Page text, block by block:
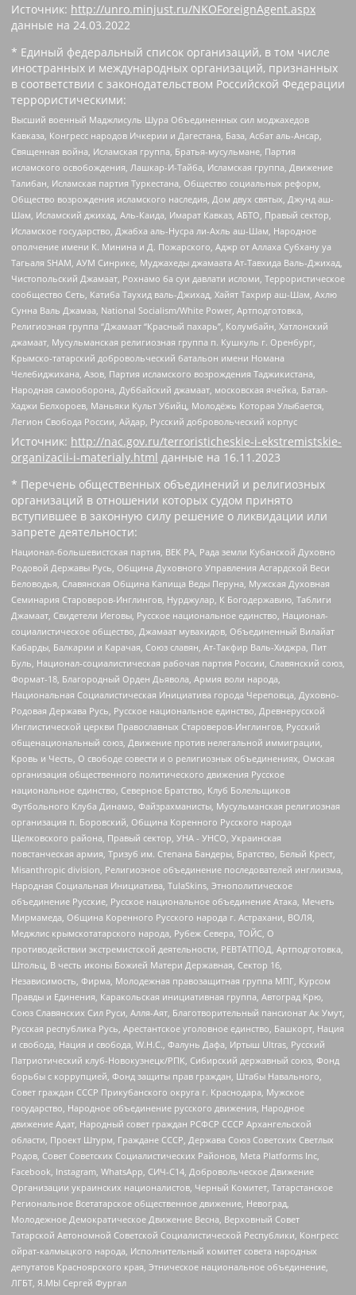
Источник: http://unro.minjust.ru/NKOForeignAgent.aspx
данные на 24.03.2022
* Единый федеральный список организаций, в том числе
иностранных и международных организаций, признанных
в соответствии с законодательством Российской Федерации
террористическими:
Высший военный Маджлисуль Шура Объединенных сил моджахедов
Кавказа, Конгресс народов Ичкерии и Дагестана, База, Асбат аль-Ансар,
Священная война, Исламская группа, Братья-мусульмане, Партия
исламского освобождения, Лашкар-И-Тайба, Исламская группа, Движение
Талибан, Исламская партия Туркестана, Общество социальных реформ,
Общество возрождения исламского наследия, Дом двух святых, Джунд аш-
Шам, Исламский джихад, Аль-Каида, Имарат Кавказ, АБТО, Правый сектор,
Исламское государство, Джабха аль-Нусра ли-Ахль аш-Шам, Народное
ополчение имени К. Минина и Д. Пожарского, Аджр от Аллаха Субхану уа
Тагьаля SHAM, АУМ Синрике, Муджахеды джамаата Ат-Тавхида Валь-Джихад,
Чистопольский Джамаат, Рохнамо ба суи давлати исломи, Террористическое
сообщество Сеть, Катиба Таухид валь-Джихад, Хайят Тахрир аш-Шам, Ахлю
Сунна Валь Джамаа, National Socialism/White Power, Артподготовка,
Религиозная группа “Джамаат “Красный пахарь”, Колумбайн, Хатлонский
джамаат, Мусульманская религиозная группа п. Кушкуль г. Оренбург,
Крымско-татарский добровольческий батальон имени Номана
Челебиджихана, Азов, Партия исламского возрождения Таджикистана,
Народная самооборона, Дуббайский джамаат, московская ячейка, Батал-
Хаджи Белхороев, Маньяки Культ Убийц, Молодёжь Которая Улыбается,
Легион Свобода России, Айдар, Русский добровольческий корпус
Источник: http://nac.gov.ru/terroristicheskie-i-ekstremistskie-
organizacii-i-materialy.html данные на 16.11.2023
* Перечень общественных объединений и религиозных
организаций в отношении которых судом принято
вступившее в законную силу решение о ликвидации или
запрете деятельности:
Национал-большевистская партия, ВЕК РА, Рада земли Кубанской Духовно
Родовой Державы Русь, Община Духовного Управления Асгардской Веси
Беловодья, Славянская Община Капища Веды Перуна, Мужская Духовная
Семинария Староверов-Инглингов, Нурджулар, К Богодержавию, Таблиги
Джамаат, Свидетели Иеговы, Русское национальное единство, Национал-
социалистическое общество, Джамаат мувахидов, Объединенный Вилайат
Кабарды, Балкарии и Карачая, Союз славян, Ат-Такфир Валь-Хиджра, Пит
Буль, Национал-социалистическая рабочая партия России, Славянский союз,
Формат-18, Благородный Орден Дьявола, Армия воли народа,
Национальная Социалистическая Инициатива города Череповца, Духовно-
Родовая Держава Русь, Русское национальное единство, Древнерусской
Инглистической церкви Православных Староверов-Инглингов, Русский
общенациональный союз, Движение против нелегальной иммиграции,
Кровь и Честь, О свободе совести и о религиозных объединениях, Омская
организация общественного политического движения Русское
национальное единство, Северное Братство, Клуб Болельщиков
Футбольного Клуба Динамо, Файзрахманисты, Мусульманская религиозная
организация п. Боровский, Община Коренного Русского народа
Щелковского района, Правый сектор, УНА - УНСО, Украинская
повстанческая армия, Тризуб им. Степана Бандеры, Братство, Белый Крест,
Misanthropic division, Религиозное объединение последователей инглиизма,
Народная Социальная Инициатива, TulaSkins, Этнополитическое
объединение Русские, Русское национальное объединение Атака, Мечеть
Мирмамеда, Община Коренного Русского народа г. Астрахани, ВОЛЯ,
Меджлис крымскотатарского народа, Рубеж Севера, ТОЙС, О
противодействии экстремистской деятельности, РЕВТАТПОД, Артподготовка,
Штольц, В честь иконы Божией Матери Державная, Сектор 16,
Независимость, Фирма, Молодежная правозащитная группа МПГ, Курсом
Правды и Единения, Каракольская инициативная группа, Автоград Крю,
Союз Славянских Сил Руси, Алля-Аят, Благотворительный пансионат Ак Умут,
Русская республика Русь, Арестантское уголовное единство, Башкорт, Нация
и свобода, Нация и свобода, W.H.С., Фалунь Дафа, Иртыш Ultras, Русский
Патриотический клуб-Новокузнецк/РПК, Сибирский державный союз, Фонд
борьбы с коррупцией, Фонд защиты прав граждан, Штабы Навального,
Совет граждан СССР Прикубанского округа г. Краснодара, Мужское
государство, Народное объединение русского движения, Народное
движение Адат, Народный совет граждан РСФСР СССР Архангельской
области, Проект Штурм, Граждане СССР, Держава Союз Советских Светлых
Родов, Совет Советских Социалистических Районов, Meta Platforms Inc,
Facebook, Instagram, WhatsApp, СИЧ-С14, Добровольческое Движение
Организации украинских националистов, Черный Комитет, Татарстанское
Региональное Всетатарское общественное движение, Невоград,
Молодежное Демократическое Движение Весна, Верховный Совет
Татарской Автономной Советской Социалистической Республики, Конгресс
ойрат-калмыцкого народа, Исполнительный комитет совета народных
депутатов Красноярского края, Этническое национальное объединение,
ЛГБТ, Я.МЫ Сергей Фургал